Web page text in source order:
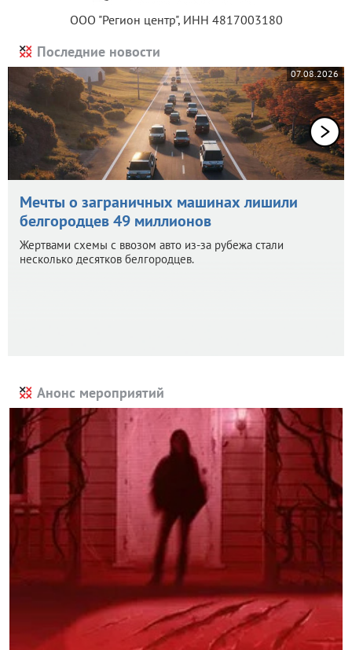
ООО "Регион центр", ИНН 4817003180
Последние новости
07.08.2026
Мечты о заграничных машинах лишили
белгородцев 49 миллионов
Жертвами схемы с ввозом авто из-за рубежа стали
несколько десятков белгородцев.
Анонс мероприятий